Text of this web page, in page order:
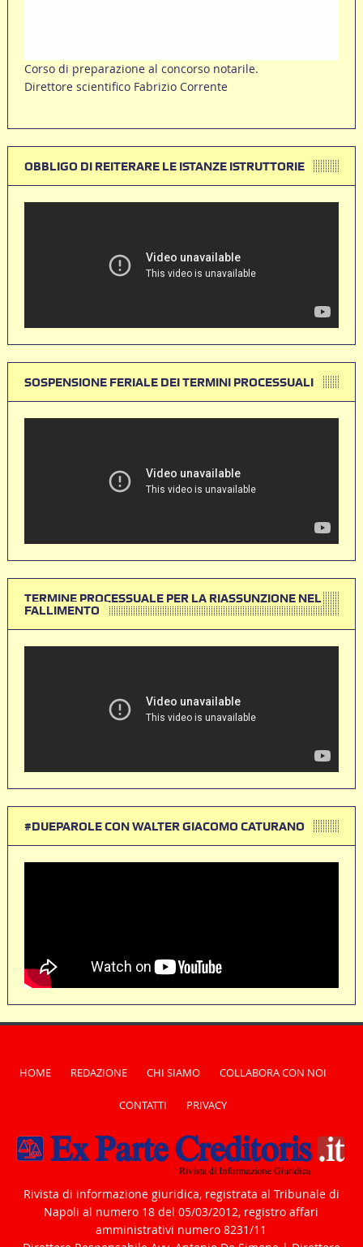
Corso di preparazione al concorso notarile.
Direttore scientifico Fabrizio Corrente
OBBLIGO DI REITERARE LE ISTANZE ISTRUTTORIE
SOSPENSIONE FERIALE DEI TERMINI PROCESSUALI
TERMINE PROCESSUALE PER LA RIASSUNZIONE NEL
FALLIMENTO
#DUEPAROLE CON WALTER GIACOMO CATURANO
HOME REDAZIONE CHI SIAMO COLLABORA CON NOI
CONTATTI PRIVACY
Rivista di informazione giuridica, registrata al Tribunale di
Napoli al numero 18 del 05/03/2012, registro affari
amministrativi numero 8231/11